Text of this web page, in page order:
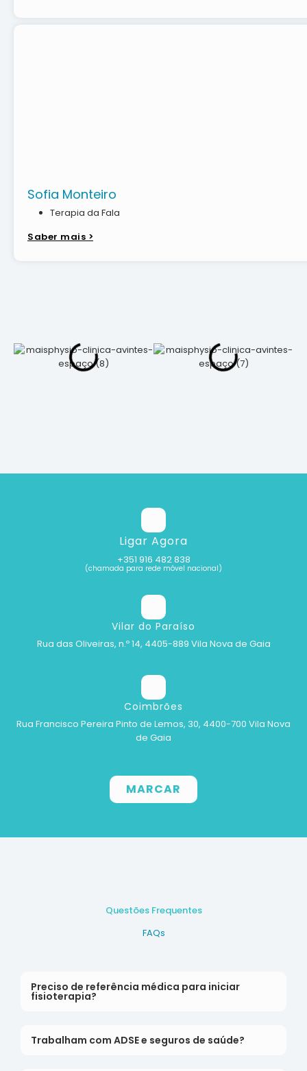
Sofia Monteiro
Terapia da Fala
Saber mais >
Ligar Agora
+351 916 482 838
(chamada para rede móvel nacional)
Vilar do Paraíso
Rua das Oliveiras, n.º 14, 4405-889 Vila Nova de Gaia
Coimbrões
Rua Francisco Pereira Pinto de Lemos, 30, 4400-700 Vila Nova
de Gaia
MARCAR
Questões Frequentes
FAQs
Preciso de referência médica para iniciar
fisioterapia?
Trabalham com ADSE e seguros de saúde?